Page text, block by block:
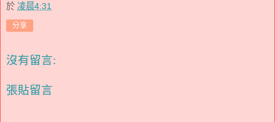
於 凌晨4:31
分享
沒有留言:
張貼留言